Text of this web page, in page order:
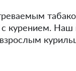
курением.